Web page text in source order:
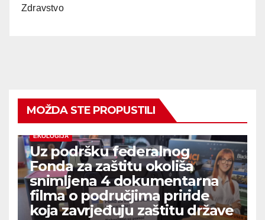
Zdravstvo
MOŽDA STE PROPUSTILI
EKOLOGIJA
Uz podršku federalnog
Fonda za zaštitu okoliša
snimljena 4 dokumentarna
filma o područjima priride
koja zavrjeđuju zaštitu države